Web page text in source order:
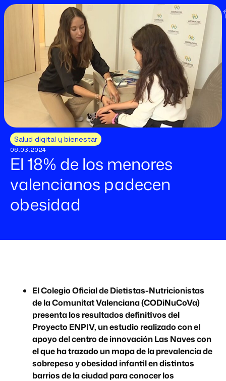
Salud digital y bienestar
06.03.2024
El 18% de los menores
valencianos padecen
obesidad
El Colegio Oficial de Dietistas-Nutricionistas
de la Comunitat Valenciana (CODiNuCoVa)
presenta los resultados definitivos del
Proyecto ENPIV, un estudio realizado con el
apoyo del centro de innovación Las Naves con
el que ha trazado un mapa de la prevalencia de
sobrepeso y obesidad infantil en distintos
barrios de la ciudad para conocer los